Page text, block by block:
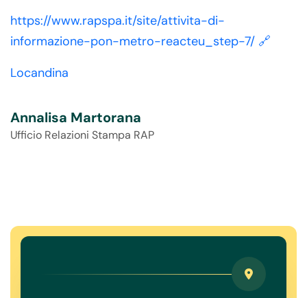
https://www.rapspa.it/site/attivita-di-
informazione-pon-metro-reacteu_step-7/ 🔗
Locandina
Annalisa Martorana
Ufficio Relazioni Stampa RAP